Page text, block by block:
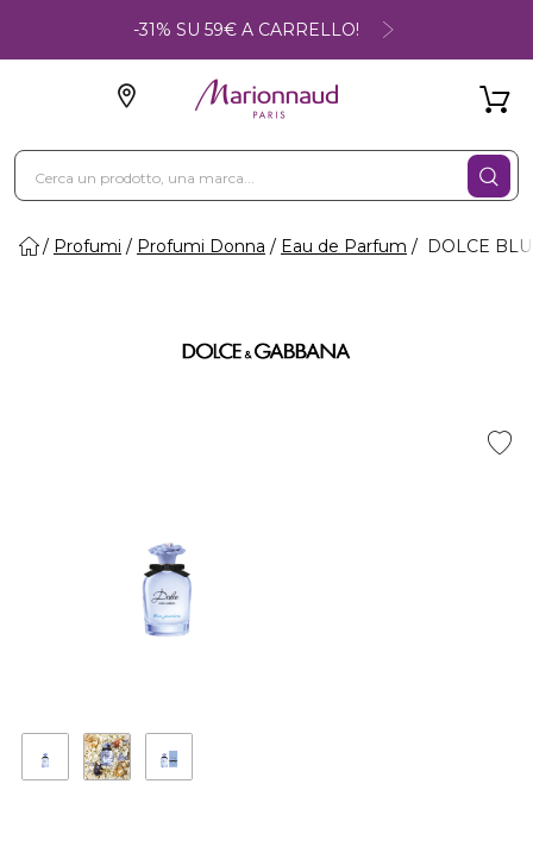
-31% SU 59€ A CARRELLO!
Profumi Profumi Donna Eau de Parfum DOLCE